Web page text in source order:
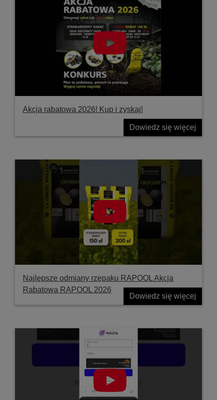
Akcja rabatowa 2026! Kup i zyskaj!
Dowiedz się więcej
Najlepsze odmiany rzepaku RAPOOL Akcja
Rabatowa RAPOOL 2026
Dowiedz się więcej